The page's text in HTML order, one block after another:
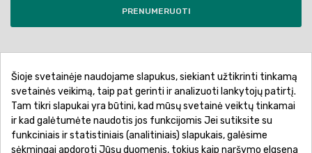
PRENUMERUOTI
Pirkimo sąlygos ir taisyklės
Privatumo politika
Garantinis aptarnavimas
Prekių pristatymas
Prekių grąžinimas
Atsiskaitymo būdai
Šioje svetainėje naudojame slapukus, siekiant užtikrinti tinkamą
svetainės veikimą, taip pat gerinti ir analizuoti lankytojų patirtį.
Tam tikri slapukai yra būtini, kad mūsų svetainė veiktų tinkamai
ir kad galėtumėte naudotis jos funkcijomis Jei sutiksite su
funkciniais ir statistiniais (analitiniais) slapukais, galėsime
sėkmingai apdoroti Jūsų duomenis, tokius kaip naršymo elgsena